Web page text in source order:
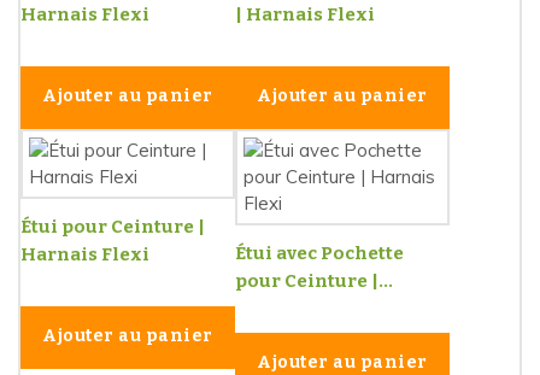
Harnais Flexi
Ajouter au panier
| Harnais Flexi
Ajouter au panier
Étui pour Ceinture |
Harnais Flexi
Ajouter au panier
Étui avec Pochette
pour Ceinture |...
Ajouter au panier